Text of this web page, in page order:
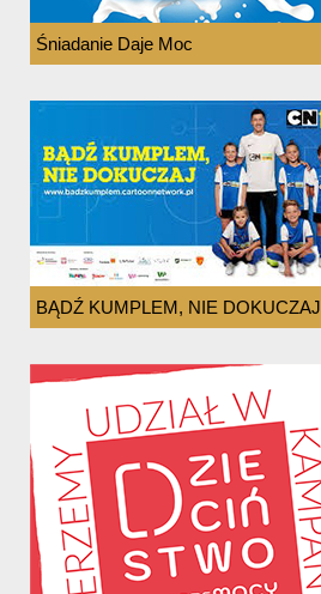
Śniadanie Daje Moc
BĄDŹ KUMPLEM, NIE DOKUCZAJ